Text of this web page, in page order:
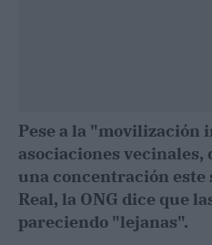
Pese a la "movilización
asociaciones vecinales,
una concentración este
Real, la ONG dice que
pareciendo "lejanas".